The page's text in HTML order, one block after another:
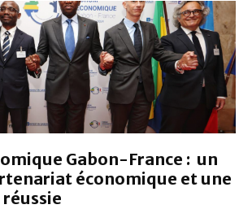
Gabon-France : un
économique et une